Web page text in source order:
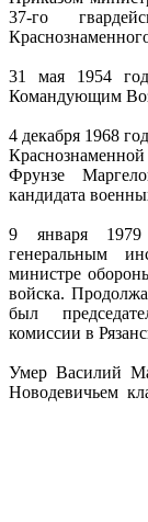
37-го
31 мая 1954
Командующим
4 декабря 1968
Фрунзе
кандидата
9 января 1979
генеральным
министре
войска.
был
комиссии в
Умер Василий
Новодевичьем